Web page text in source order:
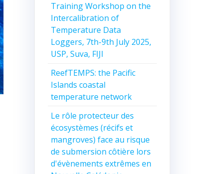
Training Workshop on the
Intercalibration of
Temperature Data
Loggers, 7th-9th July 2025,
USP, Suva, FIJI
ReefTEMPS: the Pacific
Islands coastal
temperature network
Le rôle protecteur des
écosystèmes (récifs et
mangroves) face au risque
de submersion côtière lors
d'évènements extrêmes en